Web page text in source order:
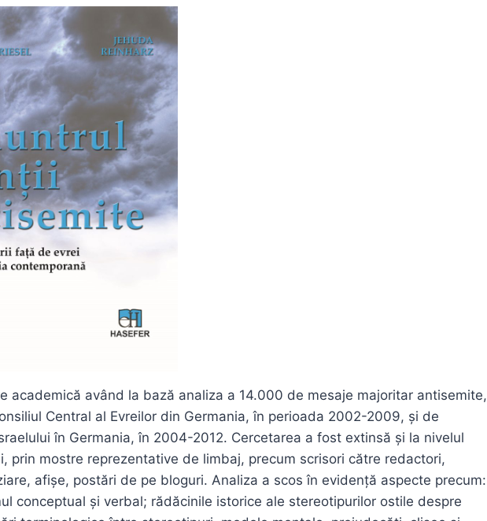
academică având la bază analiza a 14.000 de mesaje majoritar antisemite,
Central al Evreilor din Germania, în perioada 2002-2009, și de
în Germania, în 2004-2012. Cercetarea a fost extinsă și la nivelul
prin mostre reprezentative de limbaj, precum scrisori către redactori,
afișe, postări de pe bloguri. Analiza a scos în evidență aspecte precum:
conceptual și verbal; rădăcinile istorice ale stereotipurilor ostile despre